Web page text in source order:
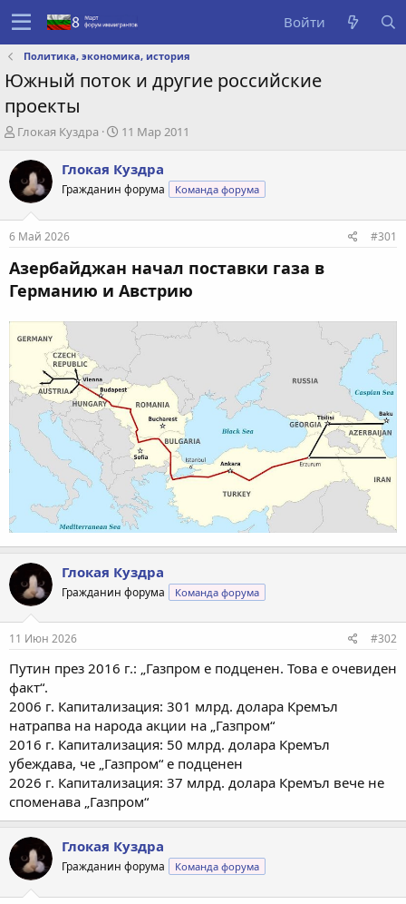
Войти
Политика, экономика, история
Южный поток и другие российские
проекты
А
т
о
р
е
м
ы
Глокая Куздра
Д
т
а
с
а
н
и
11 Мар 2011
Глокая Куздра
Гражданин форума Команда форума
6 Май 2026 #301
Азербайджан начал поставки газа в
Германию и Австрию
Глокая Куздра
Гражданин форума Команда форума
11 Июн 2026 #302
Путин през 2016 г.: „Газпром е подценен. Това е очевиден
факт“.
2006 г. Капитализация: 301 млрд. долара Кремъл
натрапва на народа акции на „Газпром“
2016 г. Капитализация: 50 млрд. долара Кремъл
убеждава, че „Газпром“ е подценен
2026 г. Капитализация: 37 млрд. долара Кремъл вече не
споменава „Газпром“
Глокая Куздра
Гражданин форума Команда форума